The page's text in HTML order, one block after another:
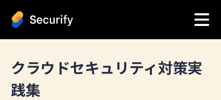
クラウドセキュリティ対策実
践集